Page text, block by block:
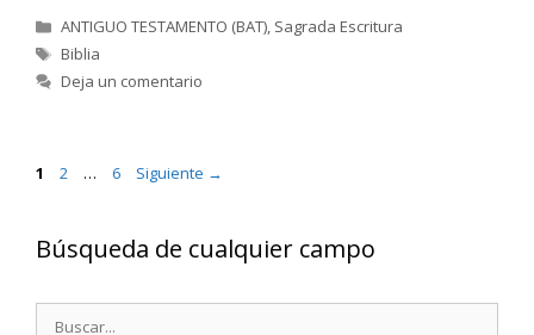
Categorías
ANTIGUO TESTAMENTO (BAT), Sagrada Escritura
Etiquetas
Biblia
Deja un comentario
Página
1 Página
2 … Página
6 Siguiente →
Búsqueda de cualquier campo
Buscar: